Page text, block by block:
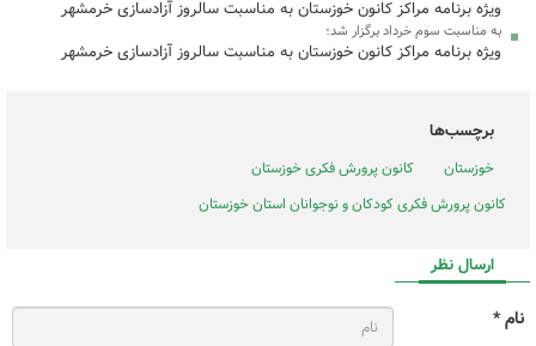
ویژه برنامه مراکز کانون خوزستان به مناسبت سالروز آزادسازی خرمشهر
به مناسبت سوم خرداد برگزار شد؛
ویژه برنامه مراکز کانون خوزستان به مناسبت سالروز آزادسازی خرمشهر
برچسب‌ها
خوزستان
کانون پرورش فکری خوزستان
کانون پرورش فکری کودکان و نوجوانان استان خوزستان
ارسال نظر
نام *